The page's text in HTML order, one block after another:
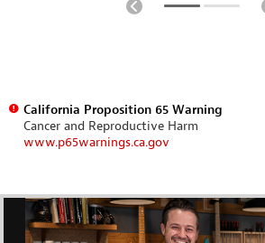
California Proposition 65 Warning
Cancer and Reproductive Harm
www.p65warnings.ca.gov